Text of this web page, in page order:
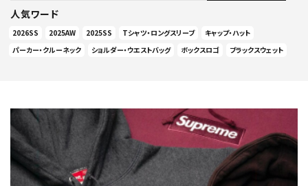
人気ワード
2026SS 2025AW 2025SS Tシャツ・ロングスリーブ
キャップ・ハット
パーカー・クルーネック
ショルダー・ウエストバッグ ボックスロゴ ブラックスウェット